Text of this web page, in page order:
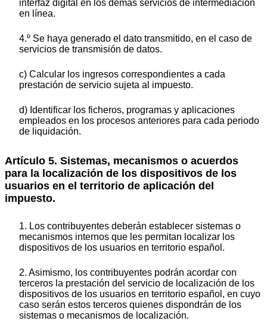
interfaz digital en los demás servicios de intermediación
en línea.
4.º Se haya generado el dato transmitido, en el caso de
servicios de transmisión de datos.
c) Calcular los ingresos correspondientes a cada
prestación de servicio sujeta al impuesto.
d) Identificar los ficheros, programas y aplicaciones
empleados en los procesos anteriores para cada periodo
de liquidación.
Artículo 5. Sistemas, mecanismos o acuerdos
para la localización de los dispositivos de los
usuarios en el territorio de aplicación del
impuesto.
1. Los contribuyentes deberán establecer sistemas o
mecanismos internos que les permitan localizar los
dispositivos de los usuarios en territorio español.
2. Asimismo, los contribuyentes podrán acordar con
terceros la prestación del servicio de localización de los
dispositivos de los usuarios en territorio español, en cuyo
caso serán estos terceros quienes dispondrán de los
sistemas o mecanismos de localización.